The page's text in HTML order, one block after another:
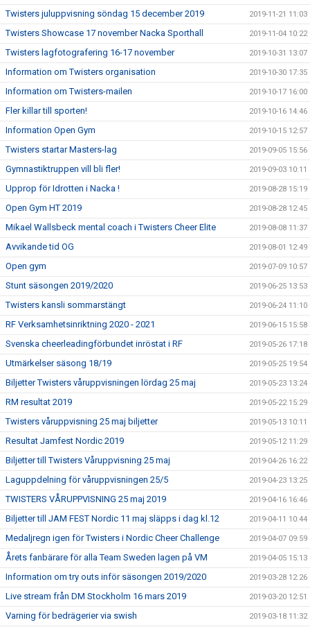
Twisters juluppvisning söndag 15 december 2019 2019-11-21 11:03
Twisters Showcase 17 november Nacka Sporthall 2019-11-04 10:22
Twisters lagfotografering 16-17 november 2019-10-31 13:07
Information om Twisters organisation 2019-10-30 17:35
Information om Twisters-mailen 2019-10-17 16:00
Fler killar till sporten! 2019-10-16 14:46
Information Open Gym 2019-10-15 12:57
Twisters startar Masters-lag 2019-09-05 15:56
Gymnastiktruppen vill bli fler! 2019-09-03 10:11
Upprop för Idrotten i Nacka ! 2019-08-28 15:19
Open Gym HT 2019 2019-08-28 12:45
Mikael Wallsbeck mental coach i Twisters Cheer Elite 2019-08-08 11:37
Avvikande tid OG 2019-08-01 12:49
Open gym 2019-07-09 10:57
Stunt säsongen 2019/2020 2019-06-25 13:53
Twisters kansli sommarstängt 2019-06-24 11:10
RF Verksamhetsinriktning 2020 - 2021 2019-06-15 15:58
Svenska cheerleadingförbundet inröstat i RF 2019-05-26 17:18
Utmärkelser säsong 18/19 2019-05-25 19:54
Biljetter Twisters våruppvisningen lördag 25 maj 2019-05-23 13:24
RM resultat 2019 2019-05-22 15:29
Twisters våruppvisning 25 maj biljetter 2019-05-13 10:11
Resultat Jamfest Nordic 2019 2019-05-12 11:29
Biljetter till Twisters Våruppvisning 25 maj 2019-04-26 16:22
Laguppdelning för våruppvisningen 25/5 2019-04-23 13:25
TWISTERS VÅRUPPVISNING 25 maj 2019 2019-04-16 16:46
Biljetter till JAM FEST Nordic 11 maj släpps i dag kl.12 2019-04-11 10:44
Medaljregn igen för Twisters i Nordic Cheer Challenge 2019-04-07 09:59
Årets fanbärare för alla Team Sweden lagen på VM 2019-04-05 15:13
Information om try outs inför säsongen 2019/2020 2019-03-28 12:26
Live stream från DM Stockholm 16 mars 2019 2019-03-20 12:51
Varning för bedrägerier via swish 2019-03-18 11:32